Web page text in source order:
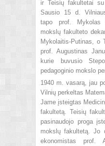
ir Teisių fakultetai su
Sausio 15 d.
tapo prof. Mykolas
mokslų fakulteto
Mykolaitis-Putinas, o
prof. Augustinas
kurie buvusio
pedagoginio mokslo
1940 m. vasarą, jau
Vilnių perkeltas
Jame įsteigtas
fakultetą. Teisių
pasinaudojo proga
mokslų fakultetą. Jo
ekonomistas prof.